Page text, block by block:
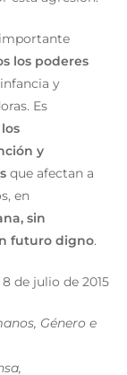
los poderes
y
Es
y
que afectan a
en
sin
futuro digno.
de julio de 2015
Género e